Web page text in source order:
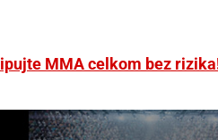
MMA celkom bez